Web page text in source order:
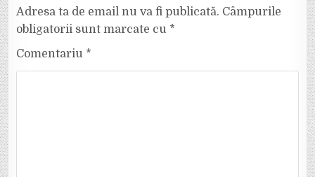
Adresa ta de email nu va fi publicată. Câmpurile
obligatorii sunt marcate cu *
Comentariu *